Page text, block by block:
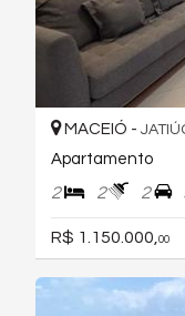
MACEIÓ -
Apartamento
2 2 2
R$ 1.150.000, 00